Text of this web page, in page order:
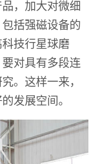
，加大对微细
括强磁设备的
技行星球磨
对具有多段连
。这样一来，
发展空间。